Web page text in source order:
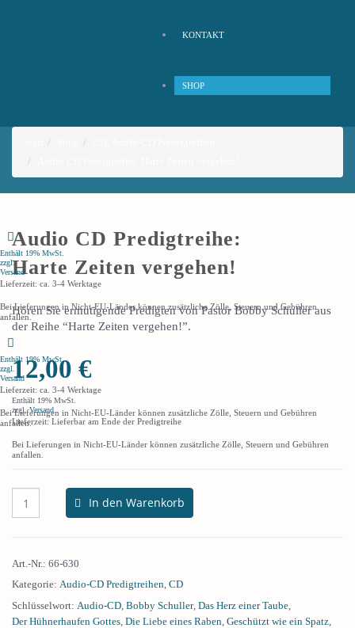
KONTAKT
SHOP
Audio CD Predigtreihe:
Harte Zeiten vergehen!
Enthält 19% MwSt.
zzgl.
Versand
Lieferzeit: ca. 3-4 Werktage
Bei Lieferungen in Nicht-EU-Länder können zusätzliche Zölle, Steuern und Gebühren
anfallen.
Enthält 19% MwSt.
zzgl.
Versand
Lieferzeit: ca. 3-4 Werktage
Bei Lieferungen in Nicht-EU-Länder können zusätzliche Zölle, Steuern und Gebühren
anfallen.
Hören Sie ermutigende Predigten von Pastor Bobby Schuller aus
der Reihe “Harte Zeiten vergehen!”.
12,00 €
Enthält 19% MwSt.
zzgl.Versand
Lieferzeit: Lieferbar am Ende der Predigtreihe
Bei Lieferungen in Nicht-EU-Länder können zusätzliche Zölle, Steuern und Gebühren
anfallen.
In den Warenkorb
Art.-Nr.: 66-630
Kategorie: Audio-CD Predigtreihen, CD
Schlüsselwort: Audio-CD Bobby Schuller, Das Herz einer Taube
Der Hühnerhaufen Gottes Die Liebe eines Raben Geschützt wie ein Spatz